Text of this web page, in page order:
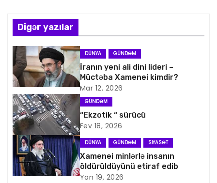
n
a
v
i
q
a
s
i
Digər yazılar
DÜNYA GÜNDƏM
İranın yeni ali dini lideri –
Müctəba Xamenei kimdir?
Mar 12, 2026
GÜNDƏM
“Ekzotik “ sürücü
Fev 18, 2026
DÜNYA GÜNDƏM SIYASƏT
Xamenei minlərlə insanın
öldürüldüyünü etiraf edib
Yan 19, 2026